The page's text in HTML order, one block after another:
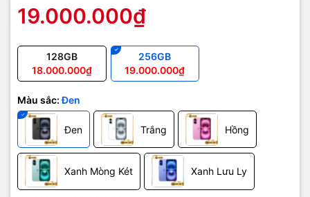
19.000.000₫
128GB
18.000.000₫
256GB
19.000.000₫
Màu sắc:Đen
Đen Trắng Hồng
Xanh Mòng Két Xanh Lưu Ly